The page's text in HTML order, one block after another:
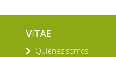
VITAE
Quiénes somos